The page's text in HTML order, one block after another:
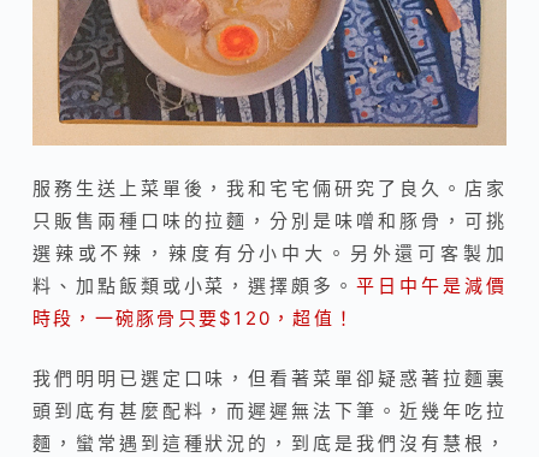
服務生送上菜單後，我和宅宅倆研究了良久。店家
只販售兩種口味的拉麵，分別是味噌和豚骨，可挑
選辣或不辣，辣度有分小中大。另外還可客製加
料、加點飯類或小菜，選擇頗多。平日中午是減價
時段，一碗豚骨只要$120，超值！
我們明明已選定口味，但看著菜單卻疑惑著拉麵裏
頭到底有甚麼配料，而遲遲無法下筆。近幾年吃拉
麵，蠻常遇到這種狀況的，到底是我們沒有慧根，